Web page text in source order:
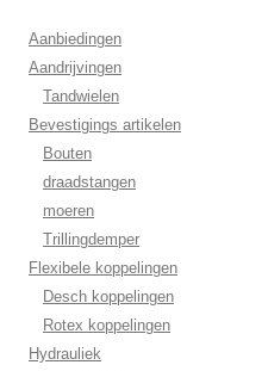
Aanbiedingen
Aandrijvingen
Tandwielen
Bevestigings artikelen
Bouten
draadstangen
moeren
Trillingdemper
Flexibele koppelingen
Desch koppelingen
Rotex koppelingen
Hydrauliek